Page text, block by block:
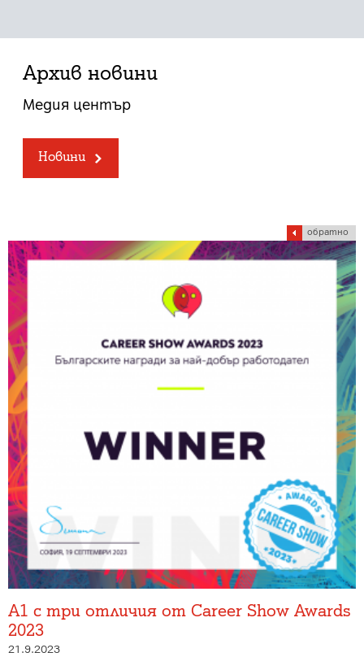
Архив новини
Медия център
Новини
обратно
А1 с три отличия от Career Show Awards
2023
21.9.2023